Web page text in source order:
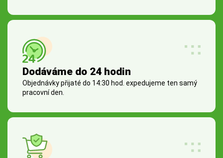
Dodáváme do 24 hodin
Objednávky přijaté do 14:30 hod. expedujeme ten samý
pracovní den.